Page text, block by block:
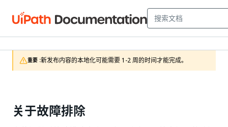
重要 :新发布内容的本地化可能需要 1-2 周的时间才能完成。
关于故障排除